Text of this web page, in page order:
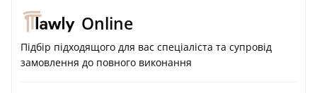
Online
Підбір підходящого для вас спеціаліста та супровід
замовлення до повного виконання